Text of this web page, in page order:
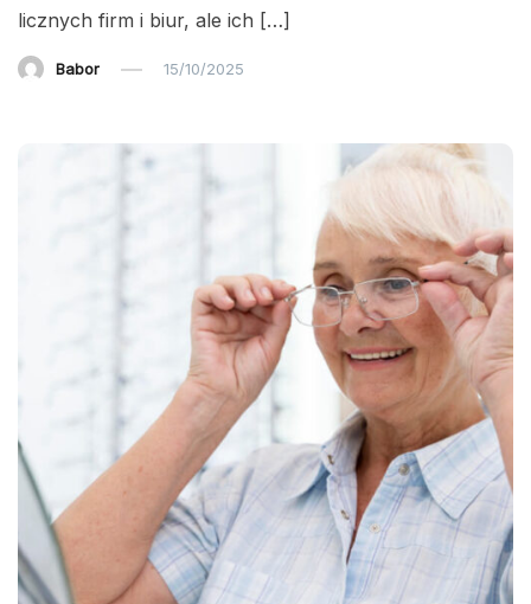
licznych firm i biur, ale ich […]
Babor 15/10/2025